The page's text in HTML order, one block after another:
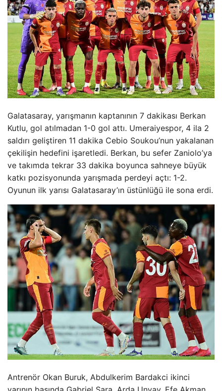
Galatasaray, yarışmanın kaptanının 7 dakikası Berkan
Kutlu, gol atılmadan 1-0 gol attı. Umeraiyespor, 4 ila 2
saldırı geliştiren 11 dakika Cebio Soukou’nun yakalanan
çekilişin hedefini işaretledi. Berkan, bu sefer Zaniolo’ya
ve takımda tekrar 33 dakika boyunca sahneye büyük
katkı pozisyonunda yarışmada perdeyi açtı: 1-2.
Oyunun ilk yarısı Galatasaray’ın üstünlüğü ile sona erdi.
Antrenör Okan Buruk, Abdulkerim Bardakci ikinci